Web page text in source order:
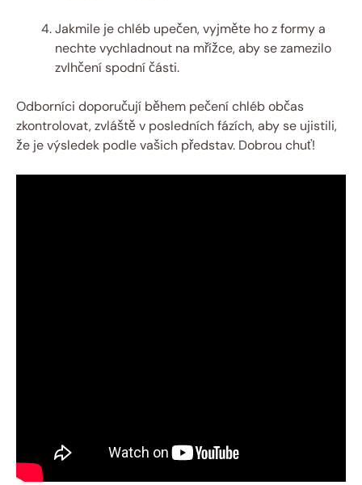
Jakmile je chléb upečen, vyjměte ho z formy a
nechte vychladnout na mřížce, aby se zamezilo
zvlhčení spodní části.
Odborníci doporučují během pečení chléb občas
zkontrolovat, zvláště v posledních fázích, aby se ujistili,
že je výsledek podle vašich představ. Dobrou chuť!